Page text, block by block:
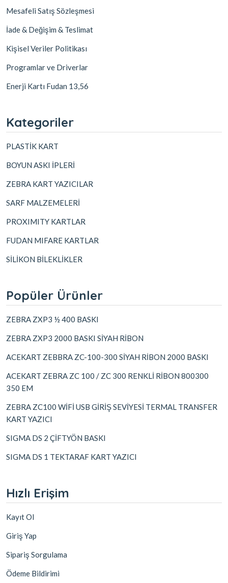
Mesafeli Satış Sözleşmesi
İade & Değişim & Teslimat
Kişisel Veriler Politikası
Programlar ve Driverlar
Enerji Kartı Fudan 13,56
Kategoriler
PLASTİK KART
BOYUN ASKI İPLERİ
ZEBRA KART YAZICILAR
SARF MALZEMELERİ
PROXIMITY KARTLAR
FUDAN MIFARE KARTLAR
SİLİKON BİLEKLİKLER
Popüler Ürünler
ZEBRA ZXP3 ½ 400 BASKI
ZEBRA ZXP3 2000 BASKI SİYAH RİBON
ACEKART ZEBBRA ZC-100-300 SİYAH RİBON 2000 BASKI
ACEKART ZEBRA ZC 100 / ZC 300 RENKLİ RİBON 800300
350 EM
ZEBRA ZC100 WİFİ USB GİRİŞ SEVİYESİ TERMAL TRANSFER
KART YAZICI
SIGMA DS 2 ÇİFTYÖN BASKI
SIGMA DS 1 TEKTARAF KART YAZICI
Hızlı Erişim
Kayıt Ol
Giriş Yap
Sipariş Sorgulama
Ödeme Bildirimi